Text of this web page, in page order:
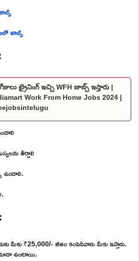
జాబ్స్
ట్రైనింగ్ ఇచ్చి WFH జాబ్స్ ఇస్తారు |
Work From Home Jobs 2024 |
తీర్చాలి
ఉండాలి.
మీకు ₹25,000/- జీతం కంపెనీవారు మీకు ఇస్తారు.
ఉంటాయి.